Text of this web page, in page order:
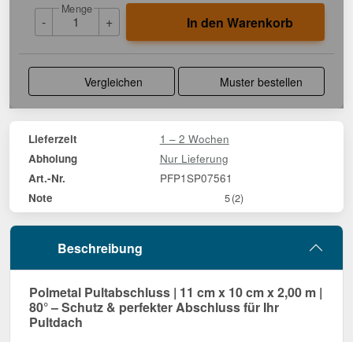
-
Menge
+ In den Warenkorb
Vergleichen Muster bestellen
Lieferzeit 1 – 2 Wochen
Abholung Nur Lieferung
Art.-Nr. PFP1SP07561
Note 5(2)
Beschreibung
Polmetal Pultabschluss | 11 cm x 10 cm x 2,00 m |
80° – Schutz & perfekter Abschluss für Ihr
Pultdach